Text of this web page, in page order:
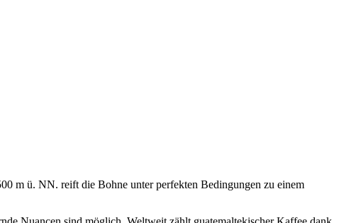
m ü. NN. reift die Bohne unter perfekten Bedingungen zu einem